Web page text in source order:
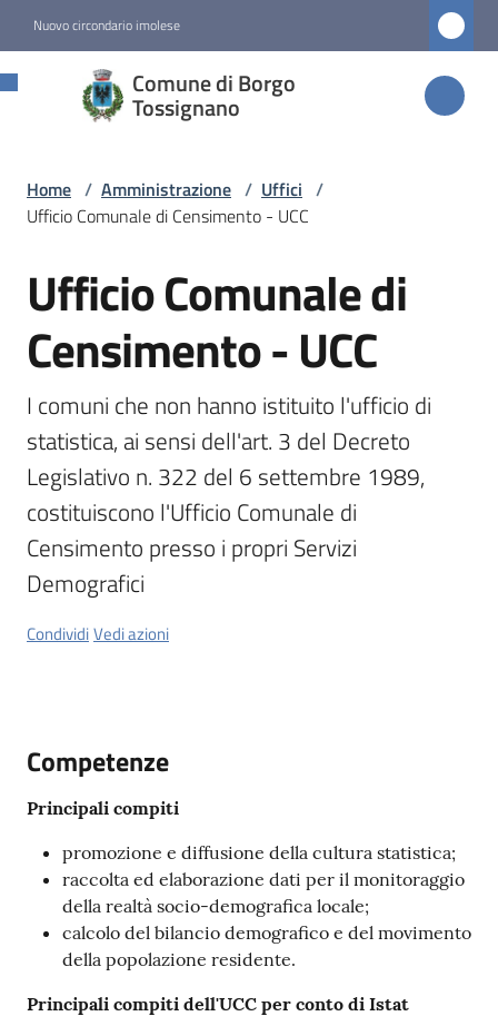
Nuovo circondario imolese
Comune di Borgo
Tossignano
Comune di
Borgo
Novità
Vivere
Borgo
Tossignano
Servizi
Prenotazioni
Tutti
argomenti
Home / Amministrazione / Uffici /
Ufficio Comunale di Censimento - UCC
Salta al contenuto
Ufficio Comunale di
Censimento - UCC
I comuni che non hanno istituito l'ufficio di
statistica, ai sensi dell'art. 3 del Decreto
Legislativo n. 322 del 6 settembre 1989,
costituiscono l'Ufficio Comunale di
Censimento presso i propri Servizi
Demografici
CondividiVedi azioni
Competenze
Principali compiti
promozione e diffusione della cultura statistica;
raccolta ed elaborazione dati per il monitoraggio
della realtà socio-demografica locale;
calcolo del bilancio demografico e del movimento
della popolazione residente.
Principali compiti dell'UCC per conto di Istat